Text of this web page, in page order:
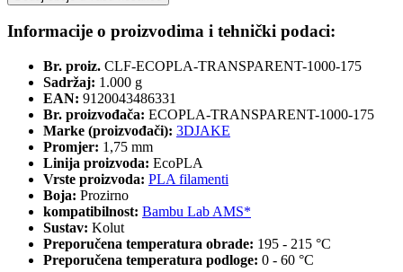
Informacije o proizvodima i tehnički podaci:
Br. proiz. CLF-ECOPLA-TRANSPARENT-1000-175
Sadržaj: 1.000 g
EAN: 9120043486331
Br. proizvođača: ECOPLA-TRANSPARENT-1000-175
Marke (proizvođači): 3DJAKE
Promjer: 1,75 mm
Linija proizvoda: EcoPLA
Vrste proizvoda: PLA filamenti
Boja: Prozirno
kompatibilnost: Bambu Lab AMS*
Sustav: Kolut
Preporučena temperatura obrade: 195 - 215 °C
Preporučena temperatura podloge: 0 - 60 °C